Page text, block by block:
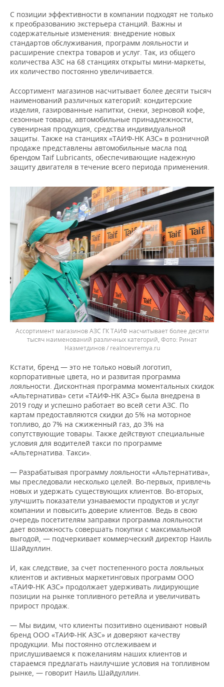
С позиции эффективности в компании подходят не только
к преобразованию экстерьера станций. Важны и
содержательные изменения: внедрение новых
стандартов обслуживания, программ лояльности и
расширение спектра товаров и услуг. Так, из общего
количества АЗС на 68 станциях открыты мини-маркеты,
их количество постоянно увеличивается.
Ассортимент магазинов насчитывает более десяти тысяч
наименований различных категорий: кондитерские
изделия, газированные напитки, снеки, зерновой кофе,
сезонные товары, автомобильные принадлежности,
сувенирная продукция, средства индивидуальной
защиты. Также на станциях «ТАИФ-НК АЗС» в розничной
продаже представлены автомобильные масла под
брендом Taif Lubricants, обеспечивающие надежную
защиту двигателя в течение всего периода применения.
Ассортимент магазинов АЗС ГК ТАИФ насчитывает более десяти
тысяч наименований различных категорий, Фото: Ринат
Назметдинов / realnoevremya.ru
Кстати, бренд — это не только новый логотип,
корпоративные цвета, но и развитая программа
лояльности. Дисконтная программа моментальных скидок
«Альтернатива» сети «ТАИФ-НК АЗС» была внедрена в
2019 году и успешно работает во всей сети АЗС. По
картам предоставляются скидки до 5% на моторное
топливо, до 7% на сжиженный газ, до 3% на
сопутствующие товары. Также действуют специальные
условия для водителей такси по программе
«Альтернатива. Такси».
— Разрабатывая программу лояльности «Альтернатива»,
мы преследовали несколько целей. Во-первых, привлечь
новых и удержать существующих клиентов. Во-вторых,
улучшить показатели узнаваемости продуктов и услуг
компании и повысить доверие клиентов. Ведь в свою
очередь посетителям заправки программа лояльности
дает возможность совершать покупки с максимальной
выгодой, — подчеркивает коммерческий директор Наиль
Шайдуллин.
И, как следствие, за счет постепенного роста лояльных
клиентов и активных маркетинговых программ ООО
«ТАИФ-НК АЗС» продолжает удерживать лидирующие
позиции на рынке топливного ретейла и увеличивать
прирост продаж.
— Мы видим, что клиенты позитивно оценивают новый
бренд ООО «ТАИФ-НК АЗС» и доверяют качеству
продукции. Мы постоянно отслеживаем и
прислушиваемся к пожеланиям наших клиентов и
стараемся предлагать наилучшие условия на топливном
рынке, — говорит Наиль Шайдуллин.